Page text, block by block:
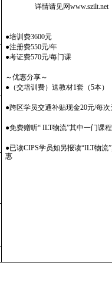
详情请见网www.szilt.net
●培训费3600元
●注册费550元/年
●考证费570元/每门课
～优惠分享～
●（交培训费）送教材1套（5本）
●跨区学员交通补贴现金20元/每次
●免费赠听“ ILT物流”其中一门课程
●已读CIPS学员如另报读“ILT物流
惠